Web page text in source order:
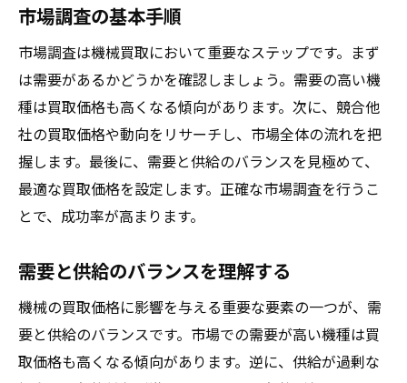
市場調査の基本手順
市場調査は機械買取において重要なステップです。まず
は需要があるかどうかを確認しましょう。需要の高い機
種は買取価格も高くなる傾向があります。次に、競合他
社の買取価格や動向をリサーチし、市場全体の流れを把
握します。最後に、需要と供給のバランスを見極めて、
最適な買取価格を設定します。正確な市場調査を行うこ
とで、成功率が高まります。
需要と供給のバランスを理解する
機械の買取価格に影響を与える重要な要素の一つが、需
要と供給のバランスです。市場での需要が高い機種は買
取価格も高くなる傾向があります。逆に、供給が過剰な